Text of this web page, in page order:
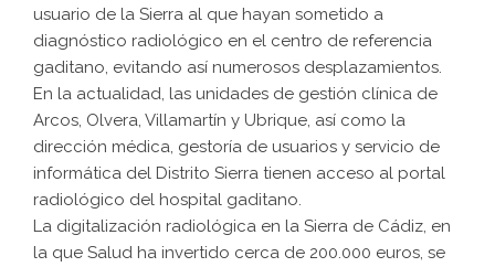
usuario de la Sierra al que hayan sometido a
diagnóstico radiológico en el centro de referencia
gaditano, evitando así numerosos desplazamientos.
En la actualidad, las unidades de gestión clínica de
Arcos, Olvera, Villamartín y Ubrique, así como la
dirección médica, gestoría de usuarios y servicio de
informática del Distrito Sierra tienen acceso al portal
radiológico del hospital gaditano.
La digitalización radiológica en la Sierra de Cádiz, en
la que Salud ha invertido cerca de 200.000 euros, se